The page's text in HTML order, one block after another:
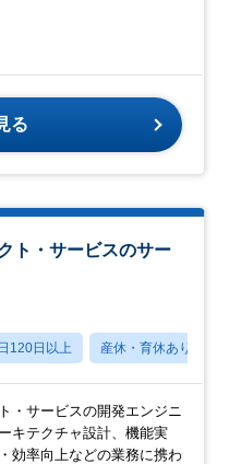
る
ト・サービスのサー
120日以上 産休・育休あり
・サービスの開発エンジニ
キテクチャ設計、機能実
効率向上などの業務に携わ